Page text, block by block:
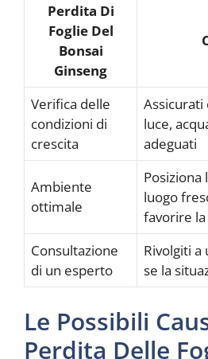
Perdita Di
Foglie Del
Bonsai
Ginseng
Verifica delle
condizioni di
crescita
Assicurati
luce,
adeguati
Ambiente
ottimale
Posiziona
luogo
favorire
Consultazione
di un esperto
Rivolgiti a
se la
Le Possibili
Perdita Delle